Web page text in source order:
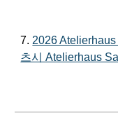
7. 2026
츠시 Atelierhaus